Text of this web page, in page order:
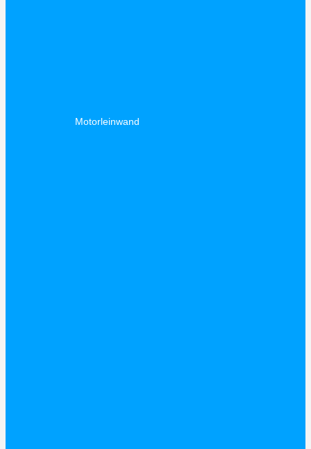
Motorleinwand